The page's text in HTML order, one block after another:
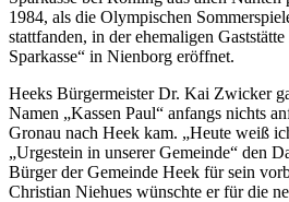
1984, als die Olympischen
stattfanden, in der ehemaligen
Sparkasse“ in Nienborg eröffnet.
Heeks Bürgermeister Dr. Kai Zwicker
Namen „Kassen Paul“ anfangs nichts
Gronau nach Heek kam. „Heute weiß
„Urgestein in unserer Gemeinde“ den
Bürger der Gemeinde Heek für sein
Christian Niehues wünschte er für die